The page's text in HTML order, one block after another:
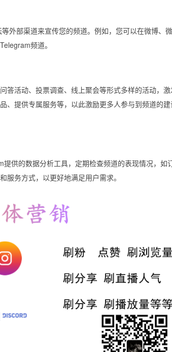
外部渠道来宣传您的频道。例如，您可以在微博、
频道。
答活动、投票调查、线上聚会等形式多样的活动，激
、提供专属服务等，以此激励更多人参与到频道的建
供的数据分析工具，定期检查频道的表现情况，如
务方式，以更好地满足用户需求。